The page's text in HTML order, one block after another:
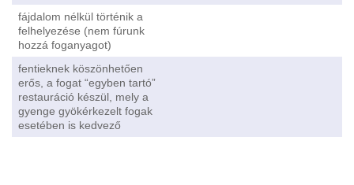
fájdalom nélkül történik a
felhelyezése (nem fúrunk
hozzá foganyagot)
fentieknek köszönhetően
erős, a fogat “egyben tartó”
restauráció készül, mely a
gyenge gyökérkezelt fogak
esetében is kedvező